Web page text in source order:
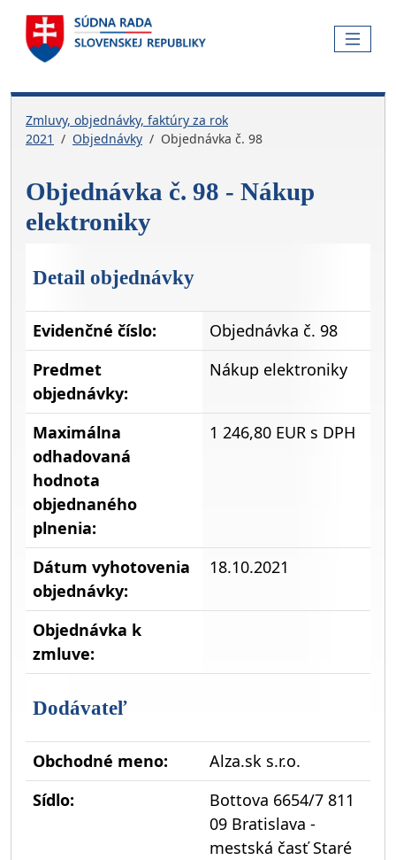
Skočiť na hlavnú navigáciu
Skočiť na obsah
Skočiť na bočnú lištu
Skočiť na pätičku
MENU
Zmluvy, objednávky, faktúry za rok
2021
Objednávky Objednávka č. 98
Objednávka č. 98 - Nákup
elektroniky
Detail objednávky
Evidenčné číslo:
Objednávka č. 98
Predmet
objednávky:
Nákup elektroniky
Maximálna
odhadovaná
hodnota
objednaného
plnenia:
1 246,80 EUR s DPH
Dátum vyhotovenia
objednávky:
18.10.2021
Objednávka k
zmluve:
Dodávateľ
Obchodné meno:
Alza.sk s.r.o.
Sídlo:
Bottova 6654/7 811
09 Bratislava -
mestská časť Staré